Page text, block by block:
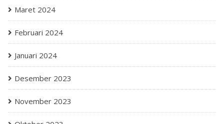
Maret 2024
Februari 2024
Januari 2024
Desember 2023
November 2023